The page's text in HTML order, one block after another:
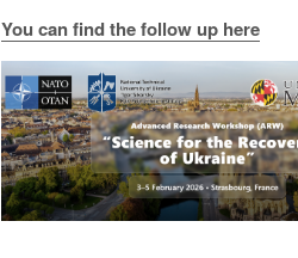
You can find the follow up here